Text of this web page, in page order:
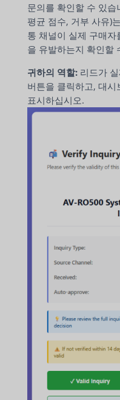
문의를 확인할 수 있
평균 점수, 거부 사유)
통 채널이 실제 구매
을 유발하는지 확인할
귀하의 역할: 리드가
버튼을 클릭하고, 대
표시하십시오.